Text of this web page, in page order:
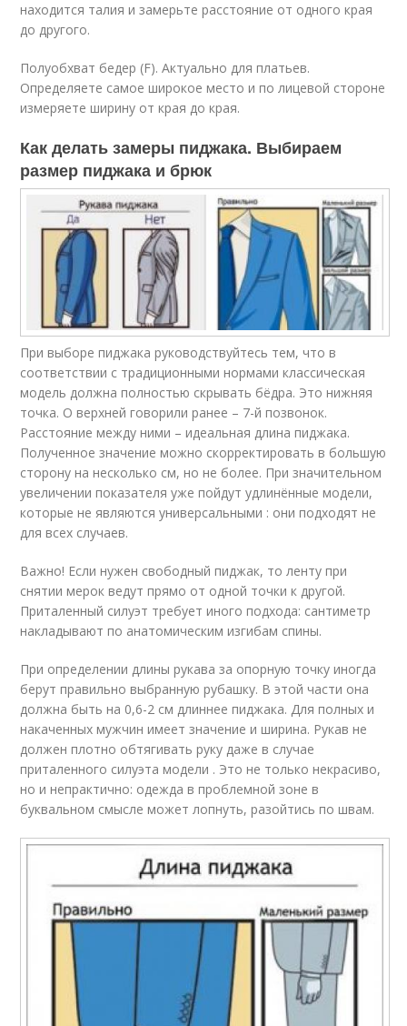
находится талия и замерьте расстояние от одного края
до другого.
Полуобхват бедер (F). Актуально для платьев.
Определяете самое широкое место и по лицевой стороне
измеряете ширину от края до края.
Как делать замеры пиджака. Выбираем
размер пиджака и брюк
При выборе пиджака руководствуйтесь тем, что в
соответствии с традиционными нормами классическая
модель должна полностью скрывать бёдра. Это нижняя
точка. О верхней говорили ранее – 7-й позвонок.
Расстояние между ними – идеальная длина пиджака.
Полученное значение можно скорректировать в большую
сторону на несколько см, но не более. При значительном
увеличении показателя уже пойдут удлинённые модели,
которые не являются универсальными : они подходят не
для всех случаев.
Важно! Если нужен свободный пиджак, то ленту при
снятии мерок ведут прямо от одной точки к другой.
Приталенный силуэт требует иного подхода: сантиметр
накладывают по анатомическим изгибам спины.
При определении длины рукава за опорную точку иногда
берут правильно выбранную рубашку. В этой части она
должна быть на 0,6-2 см длиннее пиджака. Для полных и
накаченных мужчин имеет значение и ширина. Рукав не
должен плотно обтягивать руку даже в случае
приталенного силуэта модели . Это не только некрасиво,
но и непрактично: одежда в проблемной зоне в
буквальном смысле может лопнуть, разойтись по швам.